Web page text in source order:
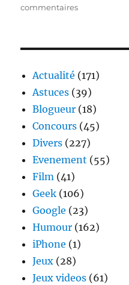
commentairessur
Les
30
Actualité (171)
Astuces (39)
Blogueur (18)
Concours (45)
Divers (227)
Evenement (55)
Film (41)
Geek (106)
Google (23)
Humour (162)
iPhone (1)
Jeux (28)
Jeux videos (61)